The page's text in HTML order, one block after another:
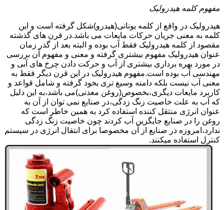
مفهوم کلمه هیدرولیک
هیدرولیک در واقع از کلمه یونانی(هیدرو)شکل گرفته است و این
کلمه به معنی جریان حرکات مایعات می باشد.در قرن های گذشته
مقصود از کلمه هیدرولیک فقط آب بوده و البته بعد از گذر زمان
عنوان هیدرولیک مفهوم بیشتری گرفته و معنی و مفهوم آن بررسی
در مورد بهره برداری بیشتری از آب و حرکت دادن چرخ های آبی و
مهندسی آب بوده است.مفهوم هیدرولیک در این قرن دیگر فقط به
معنی آب نیست بلکه دامنه وسیع تری بخود گرفته و شامل قواعد و
کاربرد مایعات دیگری،بخصوص(روغن معدنی)می باشد،به این دلیل
که آب به علت خاصیت زنگ زدگی،در صنایع نمی توان از آن به
عنوان انرژی منتقل کننده استفاده کرد به همین خاطر است که
روغن را در صنایع جایگزین آب کردند چون خاصیت زنگ زدگی
ندارد،امروزه در صنایع از آن مخصوصا برای انتقال انرژی در سیستم
کنترل استفاده میکنند.